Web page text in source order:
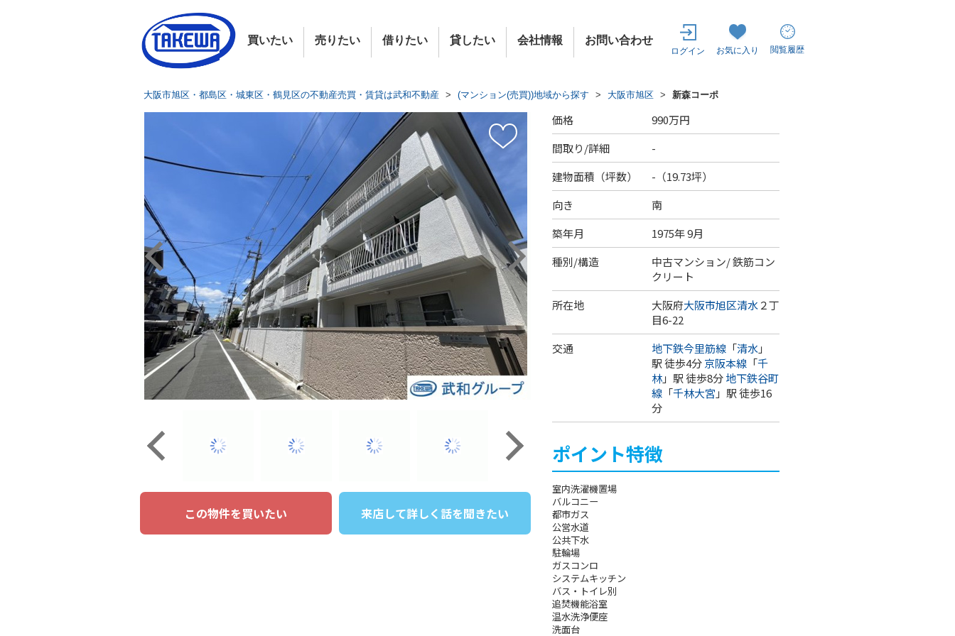
買いたい 売りたい 借りたい 貸したい 会社情報 お問い合わせ
ログイン お気に入り 閲覧履歴
大阪市旭区・都島区・城東区・鶴見区の不動産売買・賃貸は武和不動産 > (マンション(売買))地域から探す > 大阪市旭区 > 新森コーポ
この物件を買いたい 来店して詳しく話を聞きたい
価格
990万円
間取り/詳細
-
建物面積（坪数）
-（19.73坪）
向き
南
築年月
1975年 9月
種別/構造
中古マンション/ 鉄筋コン
クリート
所在地
大阪府大阪市旭区清水２丁
目6-22
交通
地下鉄今里筋線 「清水」
駅 徒歩4分京阪本線 「千
林」駅 徒歩8分地下鉄谷町
線 「千林大宮 」駅 徒歩16
分
ポイント特徴
室内洗濯機置場
バルコニー
都市ガス
公営水道
公共下水
駐輪場
ガスコンロ
システムキッチン
バス・トイレ別
追焚機能浴室
温水洗浄便座
洗面台